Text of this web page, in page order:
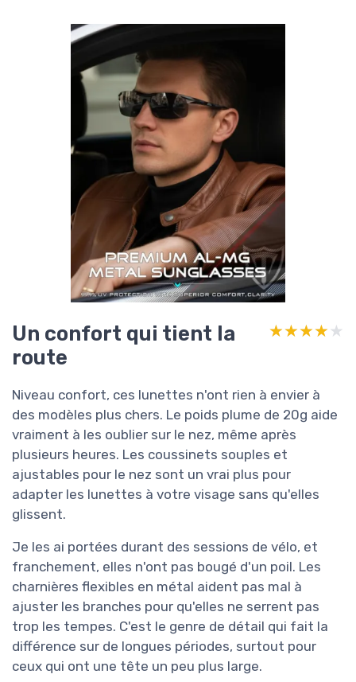
Un confort qui tient la
route
★★★★★
★★★★★
Niveau confort, ces lunettes n'ont rien à envier à
des modèles plus chers. Le poids plume de 20g aide
vraiment à les oublier sur le nez, même après
plusieurs heures. Les coussinets souples et
ajustables pour le nez sont un vrai plus pour
adapter les lunettes à votre visage sans qu'elles
glissent.
Je les ai portées durant des sessions de vélo, et
franchement, elles n'ont pas bougé d'un poil. Les
charnières flexibles en métal aident pas mal à
ajuster les branches pour qu'elles ne serrent pas
trop les tempes. C'est le genre de détail qui fait la
différence sur de longues périodes, surtout pour
ceux qui ont une tête un peu plus large.